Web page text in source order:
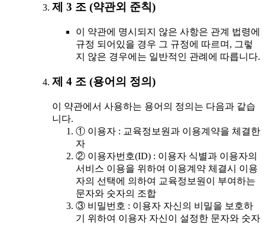
제 3 조 (약관외 준칙)
이 약관에 명시되지 않은 사항은 관계 법령에
규정 되어있을 경우 그 규정에 따르며, 그렇
지 않은 경우에는 일반적인 관례에 따릅니다.
제 4 조 (용어의 정의)
이 약관에서 사용하는 용어의 정의는 다음과 같습
니다.
① 이용자 : 교육정보원과 이용계약을 체결한
자
② 이용자번호(ID) : 이용자 식별과 이용자의
서비스 이용을 위하여 이용계약 체결시 이용
자의 선택에 의하여 교육정보원이 부여하는
문자와 숫자의 조합
③ 비밀번호 : 이용자 자신의 비밀을 보호하
기 위하여 이용자 자신이 설정한 문자와 숫자